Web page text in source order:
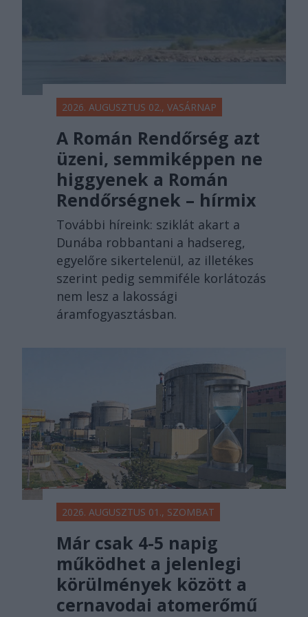
2026. AUGUSZTUS 02., VASÁRNAP
A Román Rendőrség azt
üzeni, semmiképpen ne
higgyenek a Román
Rendőrségnek – hírmix
További híreink: sziklát akart a
Dunába robbantani a hadsereg,
egyelőre sikertelenül, az illetékes
szerint pedig semmiféle korlátozás
nem lesz a lakossági
áramfogyasztásban.
2026. AUGUSZTUS 01., SZOMBAT
Már csak 4-5 napig
működhet a jelenlegi
körülmények között a
cernavodai atomerőmű